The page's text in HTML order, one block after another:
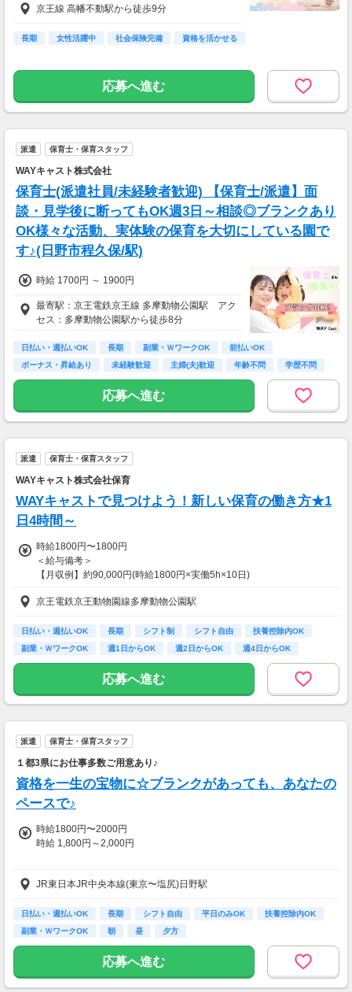
あり≪その他手当（該当者のみ）≫住宅手当担
任手当 5,000円処遇改善手当 5,000円～4万円
【昇給】あり（実績2,000円～3,000円/月）【賞
京王線 高幡不動駅から徒歩9分
長期 女性活躍中 社会保険完備 資格を活かせる
応募へ進む
派遣 保育士・保育スタッフ
WAYキャスト株式会社
保育士(派遣社員/未経験者歓迎) 【保育士/派遣】面
談・見学後に断ってもOK週3日～相談◎ブランクあり
OK様々な活動、実体験の保育を大切にしている園で
す♪(日野市程久保/駅)
時給 1700円 ～ 1900円
最寄駅：京王電鉄京王線 多摩動物公園駅 アク
セス：多摩動物公園駅から徒歩8分
日払い・週払いOK 長期 副業・ＷワークOK
前払いOK
ボーナス・昇給あり
未経験歓迎 主婦(夫)歓迎 年齢不問 学歴不問
応募へ進む
派遣 保育士・保育スタッフ
WAYキャスト株式会社保育
WAYキャストで見つけよう！新しい保育の働き方★1
日4時間～
時給1800円〜1800円
＜給与備考＞
【月収例】約90,000円(時給1800円×実働5h×10日)
※月収例は一例であり保証するものではありません。
【給与備考】
◆日払い・週払いOK！
※シフト・勤務時間・業務内容により時給の変動あり
※紹介先の保育園によって時給が異なる場合がございます。
京王電鉄京王動物園線多摩動物公園駅
日払い・週払いOK 長期 シフト制 シフト自由
扶養控除内OK
副業・ＷワークOK
週1日からOK 週2日からOK 週4日からOK
応募へ進む
派遣 保育士・保育スタッフ
１都3県にお仕事多数ご用意あり♪
資格を一生の宝物に☆ブランクがあっても、あなたの
ペースで♪
時給1800円〜2000円
時給 1,800円～2,000円
交通費：全額支給
※派遣先・勤務条件・経験・能力などで
時給は変動します。
■週払いOK（規定あり）
※面談時にご相談ください♪
JR東日本JR中央本線(東京〜塩尻)日野駅
日払い・週払いOK 長期 シフト自由 平日のみOK
扶養控除内OK
副業・ＷワークOK
朝 昼 夕方
応募へ進む